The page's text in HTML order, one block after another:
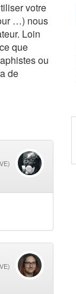
votre
…) nous
Loin
que
ou
de